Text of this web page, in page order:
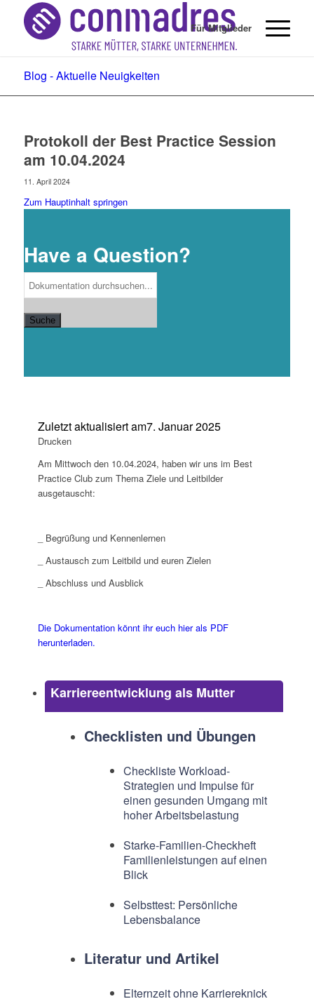
Für Mitglieder
Blog - Aktuelle Neuigkeiten
Protokoll der Best Practice Session
am 10.04.2024
11. April 2024
Zum Hauptinhalt springen
Have a Question?
Suche
Karriereentwicklung als Mutter
Checklisten und Übungen
Checkliste Workload-
Strategien und Impulse für
einen gesunden Umgang mit
hoher Arbeitsbelastung
Starke-Familien-Checkheft
Familienleistungen auf einen
Blick
Selbsttest: Persönliche
Lebensbalance
Literatur und Artikel
Elternzeit ohne Karriereknick
Zuletzt aktualisiert am7. Januar 2025
Drucken
Am Mittwoch den 10.04.2024, haben wir uns im Best
Practice Club zum Thema Ziele und Leitbilder
ausgetauscht:
_ Begrüßung und Kennenlernen
_ Austausch zum Leitbild und euren Zielen
_ Abschluss und Ausblick
Die Dokumentation könnt ihr euch hier als PDF
herunterladen.